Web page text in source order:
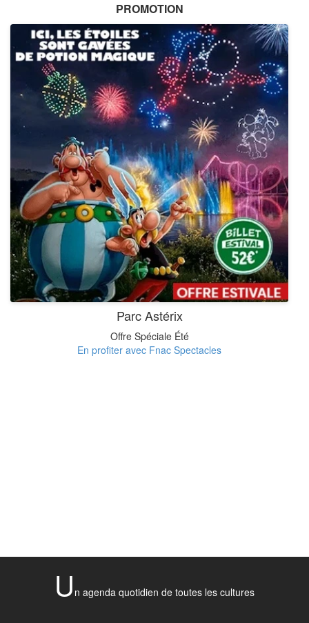
PROMOTION
Parc Astérix
Offre Spéciale Été
En profiter avec Fnac Spectacles
U n agenda quotidien de toutes les cultures